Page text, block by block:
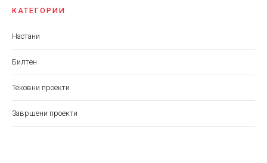
КАТЕГОРИИ
Настани
Билтен
Тековни проекти
Завршени проекти